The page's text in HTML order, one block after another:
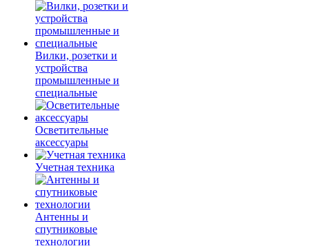
Вилки, розетки и
устройства
промышленные и
специальные
Осветительные
аксессуары
Учетная техника
Антенны и
спутниковые
технологии